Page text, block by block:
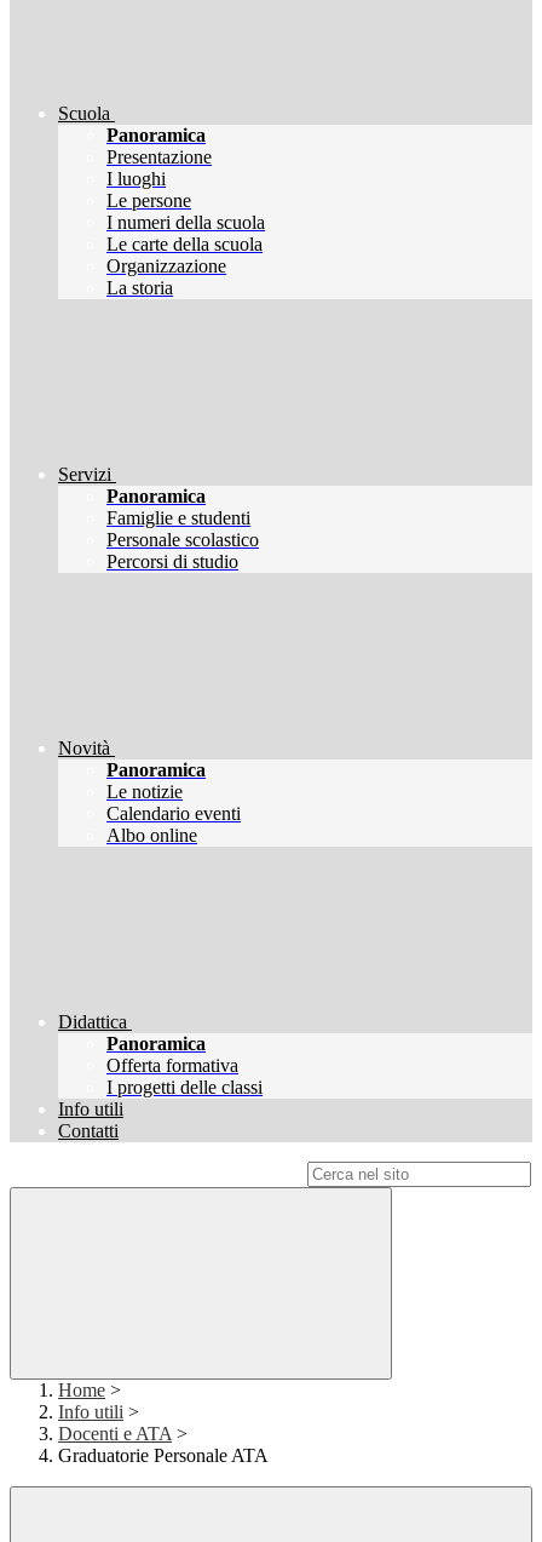
Scuola
Panoramica
Presentazione
I luoghi
Le persone
I numeri della scuola
Le carte della scuola
Organizzazione
La storia
Servizi
Panoramica
Famiglie e studenti
Personale scolastico
Percorsi di studio
Novità
Panoramica
Le notizie
Calendario eventi
Albo online
Didattica
Panoramica
Offerta formativa
I progetti delle classi
Info utili
Contatti
Home >
Info utili >
Docenti e ATA >
Graduatorie Personale ATA